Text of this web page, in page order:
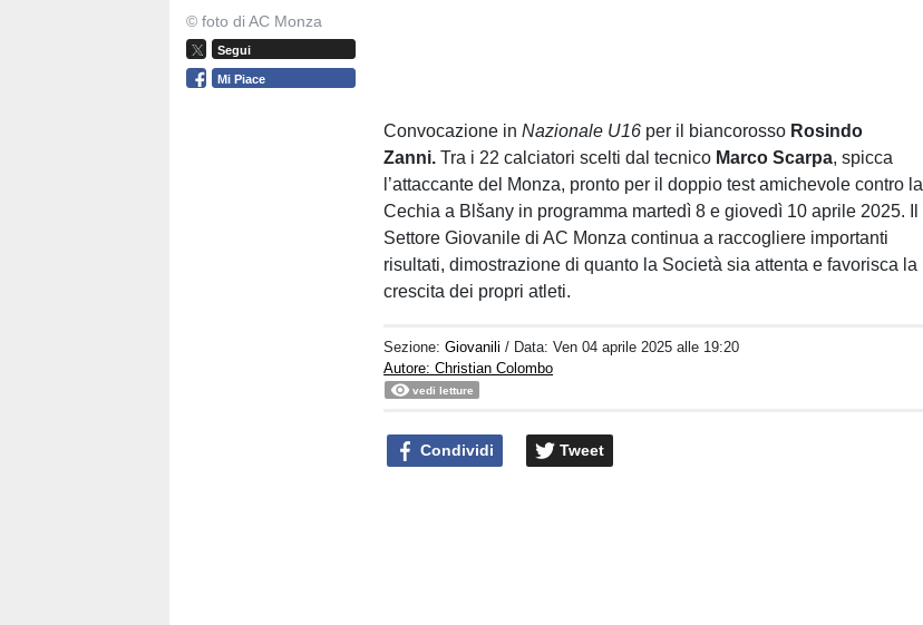
© foto di AC Monza
Segui
Mi Piace
Convocazione inNazionale U16 per il biancorosso Rosindo
Zanni.Tra i 22 calciatori scelti dal tecnico Marco Scarpa, spicca
l’attaccante del Monza, pronto per il doppio test amichevole contro la
Cechia a Blšany in programma martedì 8 e giovedì 10 aprile 2025. Il
Settore Giovanile di AC Monza continua a raccogliere importanti
risultati, dimostrazione di quanto la Società sia attenta e favorisca la
crescita dei propri atleti.
Sezione:Giovanili / Data:Ven 04 aprile 2025 alle 19:20
Autore: Christian Colombo
vedi letture
Condividi Tweet